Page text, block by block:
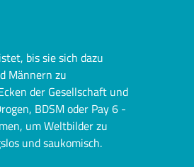
bis sie sich dazu
Männern zu
der Gesellschaft und
BDSM oder Pay 6 -
um Weltbilder zu
und saukomisch.